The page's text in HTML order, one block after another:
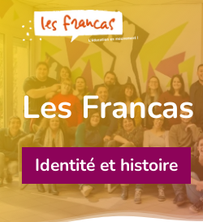
Panneau de gestion des cookies
main
content
Les Francas
Identité et histoire